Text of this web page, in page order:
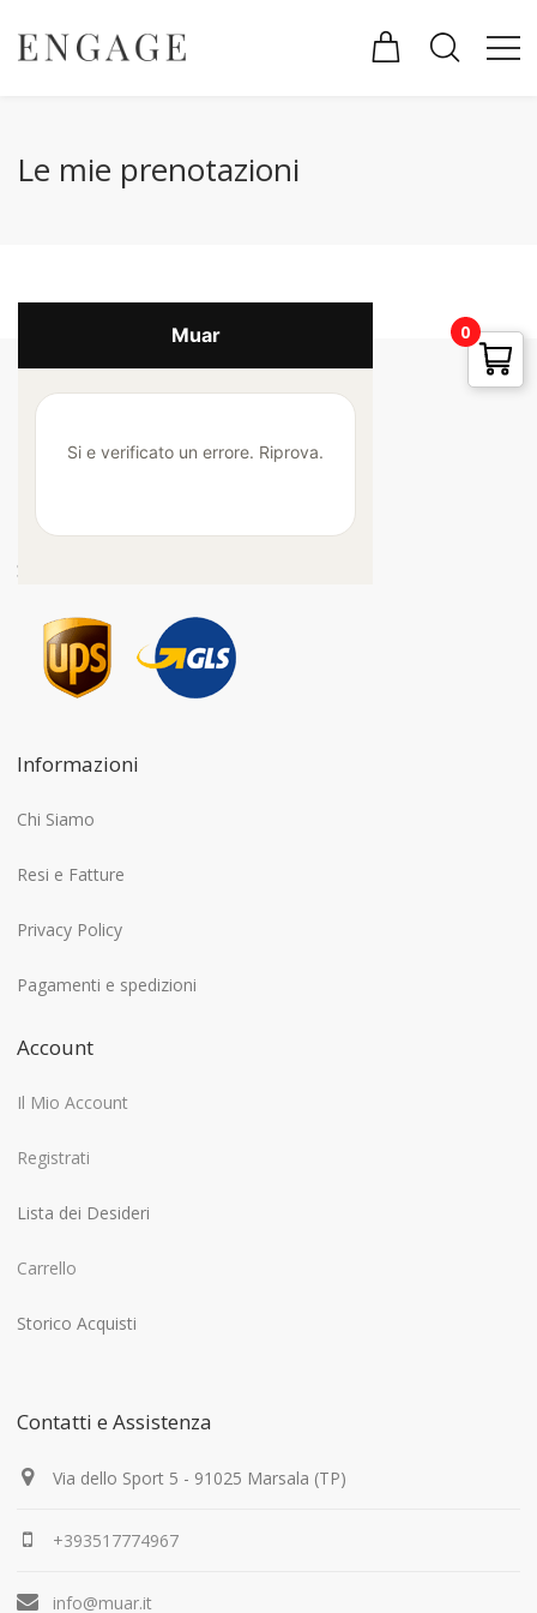
Le mie prenotazioni
Muar
Si e verificato un errore. Riprova.
Spedizione in 24/48h
Informazioni
Chi Siamo
Resi e Fatture
Privacy Policy
Pagamenti e spedizioni
Account
Il Mio Account
Registrati
Lista dei Desideri
Carrello
Storico Acquisti
Contatti e Assistenza
Via dello Sport 5 - 91025 Marsala (TP)
+393517774967
info@muar.it
0